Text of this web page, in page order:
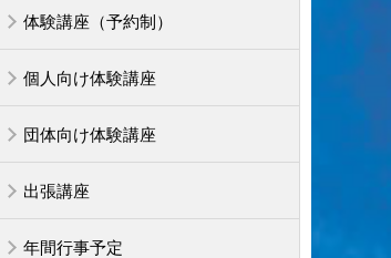
体験講座（予約制）
個人向け体験講座
団体向け体験講座
出張講座
年間行事予定